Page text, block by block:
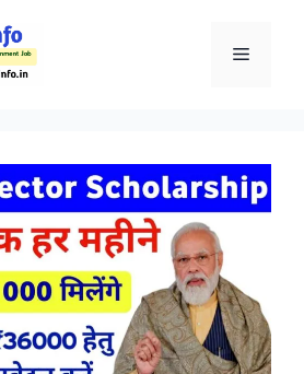
Menu